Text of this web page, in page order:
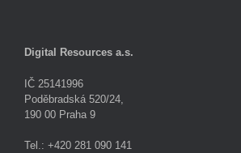
Digital Resources a.s.
IČ 25141996
Poděbradská 520/24,
190 00 Praha 9
Tel.: +420 281 090 141